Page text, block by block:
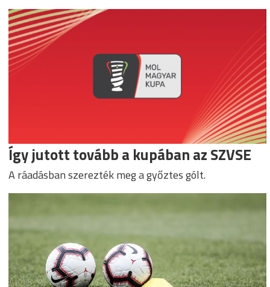
Így jutott tovább a kupában az SZVSE
A ráadásban szerezték meg a győztes gólt.